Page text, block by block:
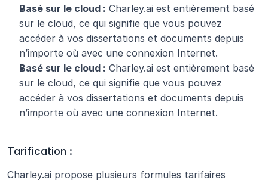
Basé sur le cloud : Charley.ai est entièrement basé
sur le cloud, ce qui signifie que vous pouvez
accéder à vos dissertations et documents depuis
n’importe où avec une connexion Internet.
Basé sur le cloud : Charley.ai est entièrement basé
sur le cloud, ce qui signifie que vous pouvez
accéder à vos dissertations et documents depuis
n’importe où avec une connexion Internet.
Tarification :
Charley.ai propose plusieurs formules tarifaires